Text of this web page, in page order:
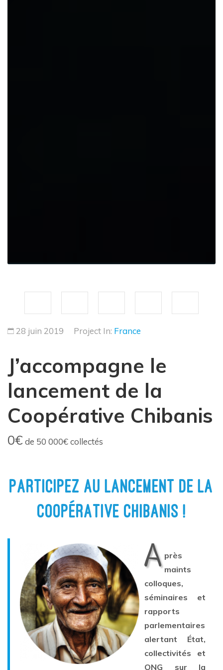
28 juin 2019 Project In: France
J’accompagne le
lancement de la
Coopérative Chibanis
0€de 50 000€collectés
PARTICIPEZ AU LANCEMENT DE LA
COOPÉRATIVE CHIBANIS !
A près
maints
colloques,
séminaires et
rapports
parlementaires
alertant État,
collectivités et
ONG sur la